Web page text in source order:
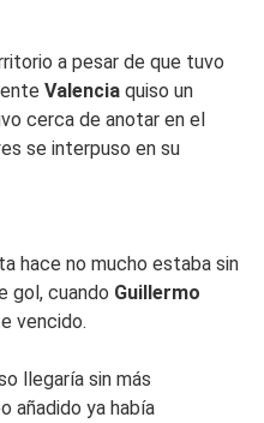
a pesar de que tuvo
Valencia quiso un
cerca de anotar en el
se interpuso en su
hace no mucho estaba sin
gol, cuando Guillermo
vencido.
llegaría sin más
añadido ya había